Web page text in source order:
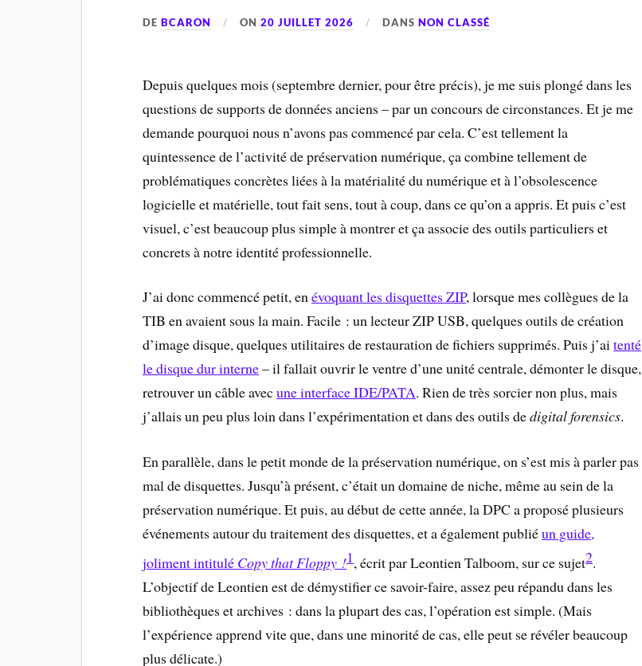
DEBCARON ON20 JUILLET 2026 DANSNON CLASSÉ
Depuis quelques mois (septembre dernier, pour être précis), je me suis plongé dans les
questions de supports de données anciens – par un concours de circonstances. Et je me
demande pourquoi nous n’avons pas commencé par cela. C’est tellement la
quintessence de l’activité de préservation numérique, ça combine tellement de
problématiques concrètes liées à la matérialité du numérique et à l’obsolescence
logicielle et matérielle, tout fait sens, tout à coup, dans ce qu’on a appris. Et puis c’est
visuel, c’est beaucoup plus simple à montrer et ça associe des outils particuliers et
concrets à notre identité professionnelle.
J’ai donc commencé petit, enévoquant les disquettes ZIP, lorsque mes collègues de la
TIB en avaient sous la main. Facile : un lecteur ZIP USB, quelques outils de création
d’image disque, quelques utilitaires de restauration de fichiers supprimés. Puis j’aitenté
le disque dur interne– il fallait ouvrir le ventre d’une unité centrale, démonter le disque,
retrouver un câble avecune interface IDE/PATA. Rien de très sorcier non plus, mais
j’allais un peu plus loin dans l’expérimentation et dans des outils dedigital forensics.
En parallèle, dans le petit monde de la préservation numérique, on s’est mis à parler pas
mal de disquettes. Jusqu’à présent, c’était un domaine de niche, même au sein de la
préservation numérique. Et puis, au début de cette année, la DPC a proposé plusieurs
événements autour du traitement des disquettes, et a également publiéun guide,
joliment intitulé Copy that Floppy !1, écrit par Leontien Talboom, sur ce sujet2.
L’objectif de Leontien est de démystifier ce savoir-faire, assez peu répandu dans les
bibliothèques et archives : dans la plupart des cas, l’opération est simple. (Mais
l’expérience apprend vite que, dans une minorité de cas, elle peut se révéler beaucoup
plus délicate.)